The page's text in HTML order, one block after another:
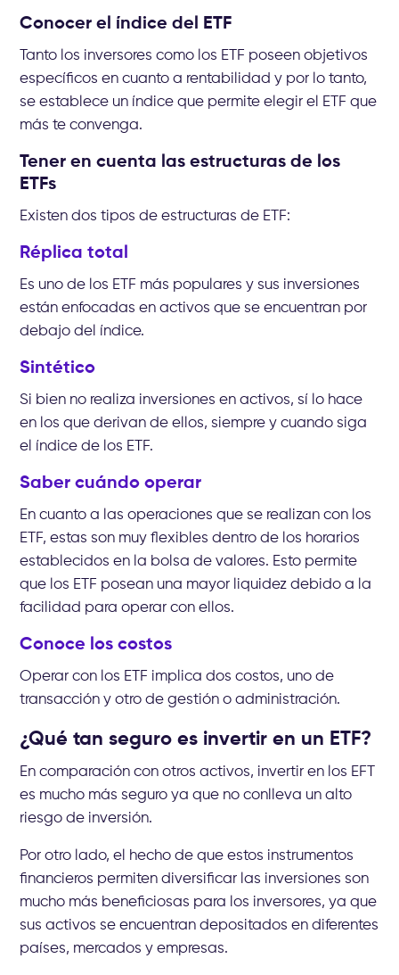
Conocer el índice del ETF
Tanto los inversores como los ETF poseen objetivos
específicos en cuanto a rentabilidad y por lo tanto,
se establece un índice que permite elegir el ETF que
más te convenga.
Tener en cuenta las estructuras de los
ETFs
Existen dos tipos de estructuras de ETF:
Réplica total
Es uno de los ETF más populares y sus inversiones
están enfocadas en activos que se encuentran por
debajo del índice.
Sintético
Si bien no realiza inversiones en activos, sí lo hace
en los que derivan de ellos, siempre y cuando siga
el índice de los ETF.
Saber cuándo operar
En cuanto a las operaciones que se realizan con los
ETF, estas son muy flexibles dentro de los horarios
establecidos en la bolsa de valores. Esto permite
que los ETF posean una mayor liquidez debido a la
facilidad para operar con ellos.
Conoce los costos
Operar con los ETF implica dos costos, uno de
transacción y otro de gestión o administración.
¿Qué tan seguro es invertir en un ETF?
En comparación con otros activos, invertir en los EFT
es mucho más seguro ya que no conlleva un alto
riesgo de inversión.
Por otro lado, el hecho de que estos instrumentos
financieros permiten diversificar las inversiones son
mucho más beneficiosas para los inversores, ya que
sus activos se encuentran depositados en diferentes
países, mercados y empresas.